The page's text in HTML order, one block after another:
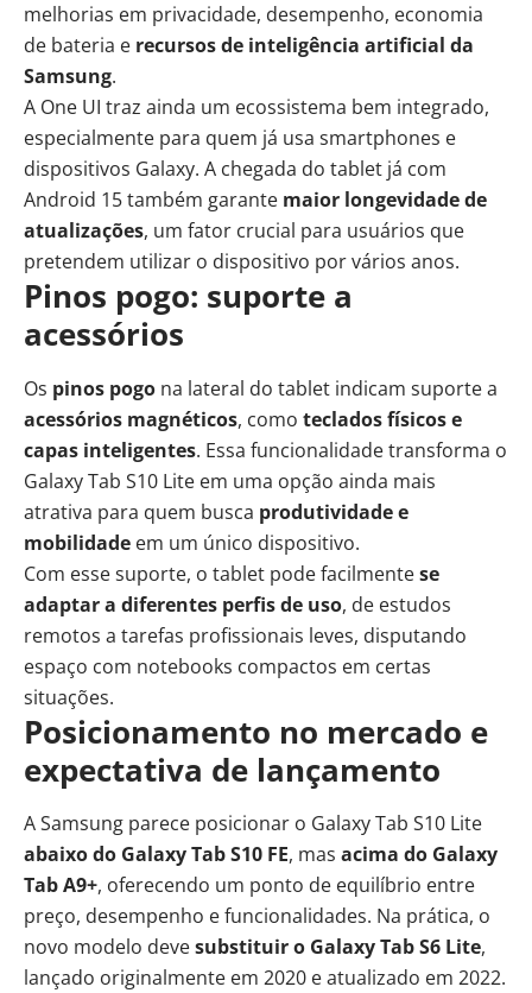
melhorias em privacidade, desempenho, economia
de bateria e recursos de inteligência artificial da
Samsung.
A One UI traz ainda um ecossistema bem integrado,
especialmente para quem já usa smartphones e
dispositivos Galaxy. A chegada do tablet já com
Android 15 também garante maior longevidade de
atualizações, um fator crucial para usuários que
pretendem utilizar o dispositivo por vários anos.
Pinos pogo: suporte a
acessórios
Os pinos pogo na lateral do tablet indicam suporte a
acessórios magnéticos, como teclados físicos e
capas inteligentes. Essa funcionalidade transforma o
Galaxy Tab S10 Lite em uma opção ainda mais
atrativa para quem busca produtividade e
mobilidade em um único dispositivo.
Com esse suporte, o tablet pode facilmentese
adaptar a diferentes perfis de uso, de estudos
remotos a tarefas profissionais leves, disputando
espaço com notebooks compactos em certas
situações.
Posicionamento no mercado e
expectativa de lançamento
A Samsung parece posicionar o Galaxy Tab S10 Lite
abaixo do Galaxy Tab S10 FE, mas acima do Galaxy
Tab A9+, oferecendo um ponto de equilíbrio entre
preço, desempenho e funcionalidades. Na prática, o
novo modelo devesubstituir o Galaxy Tab S6 Lite,
lançado originalmente em 2020 e atualizado em 2022.